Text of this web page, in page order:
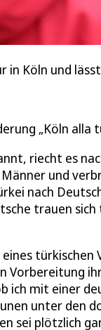
Köln und
„Köln alla
riecht es
und
nach
trauen
Vorbereitung
ich mit einer
unter den
sei plötzlich